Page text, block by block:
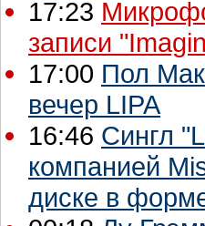
17:23
записи
17:00 Пол
вечер LIPA
16:46 Сингл
компанией
диске в